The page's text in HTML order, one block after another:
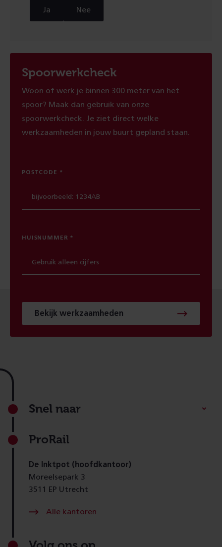
Ja Nee
Spoorwerkcheck
Woon of werk je binnen 300 meter van het
spoor? Maak dan gebruik van onze
spoorwerkcheck. Je ziet direct welke
werkzaamheden in jouw buurt gepland staan.
POSTCODE
HUISNUMMER
Bekijk werkzaamheden
Footer
Snel naar
ProRail
De Inktpot (hoofdkantoor)
Moreelsepark 3
3511 EP Utrecht
Alle kantoren